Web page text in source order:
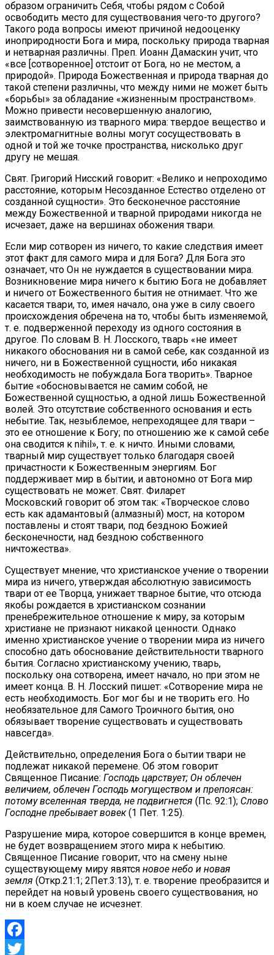
образом ограничить Себя, чтобы рядом с Собой
освободить место для существования чего-то другого?
Такого рода вопросы имеют причиной недооценку
иноприродности Бога и мира, поскольку природа тварная
и нетварная различны. Преп. Иоанн Дамаскин учит, что
«все [сотворенное] отстоит от Бога, но не местом, а
природой». Природа Божественная и природа тварная до
такой степени различны, что между ними не может быть
«борьбы» за обладание «жизненным пространством».
Можно привести несовершенную аналогию,
заимствованную из тварного мира: твердое вещество и
электромагнитные волны могут сосуществовать в
одной и той же точке пространства, нисколько друг
другу не мешая.
Свят. Григорий Нисский говорит: «Велико и непроходимо
расстояние, которым Несозданное Естество отделено от
созданной сущности». Это бесконечное расстояние
между Божественной и тварной природами никогда не
исчезает, даже на вершинах обожения твари.
Если мир сотворен из ничего, то какие следствия имеет
этот факт для самого мира и для Бога? Для Бога это
означает, что Он не нуждается в существовании мира.
Возникновение мира ничего к бытию Бога не добавляет
и ничего от Божественного бытия не отнимает. Что же
касается твари, то, имея начало, она уже в силу своего
происхождения обречена на то, чтобы быть изменяемой,
т. е. подверженной переходу из одного состояния в
другое. По словам В. Н. Лосского, тварь «не имеет
никакого обоснования ни в самой себе, как созданной из
ничего, ни в Божественной сущности, ибо никакая
необходимость не побуждала Бога творить». Тварное
бытие «обосновывается не самим собой, не
Божественной сущностью, а одной лишь Божественной
волей. Это отсутствие собственного основания и есть
небытие. Так, незыблемое, непреходящее для твари –
это ее отношение к Богу; по отношению же к самой себе
она сводится к nihil», т. е. к ничто. Иными словами,
тварный мир существует только благодаря своей
причастности к Божественным энергиям. Бог
поддерживает мир в бытии, и автономно от Бога мир
существовать не может. Свят. Филарет
Московский говорит об этом так: «Творческое слово
есть как адамантовый (алмазный) мост, на котором
поставлены и стоят твари, под бездною Божией
бесконечности, над бездною собственного
ничтожества».
Существует мнение, что христианское учение о творении
мира из ничего, утверждая абсолютную зависимость
твари от ее Творца, унижает тварное бытие, что отсюда
якобы рождается в христианском сознании
пренебрежительное отношение к миру, за которым
христиане не признают никакой ценности. Однако
именно христианское учение о творении мира из ничего
способно дать обоснование действительности тварного
бытия. Согласно христианскому учению, тварь,
поскольку она сотворена, имеет начало, но при этом не
имеет конца. В. Н. Лосский пишет: «Сотворение мира не
есть необходимость. Бог мог бы и не творить его. Но
необязательное для Самого Троичного бытия, оно
обязывает творение существовать и существовать
навсегда».
Действительно, определения Бога о бытии твари не
подлежат никакой перемене. Об этом говорит
Священное Писание: Господь царствует; Он облечен
величием, облечен Господь могуществом и препоясан:
потому вселенная тверда, не подвигнется (Пс. 92:1); Слово
Господне пребывает вовек(1 Пет. 1:25).
Разрушение мира, которое совершится в конце времен,
не будет возвращением этого мира к небытию.
Священное Писание говорит, что на смену ныне
существующему миру явятся новое небо и новая
земля (Откр.21:1; 2Пет.3:13), т. е. творение преобразится и
перейдет на новый уровень своего существования, но
ни в коем случае не исчезнет.
Facebook